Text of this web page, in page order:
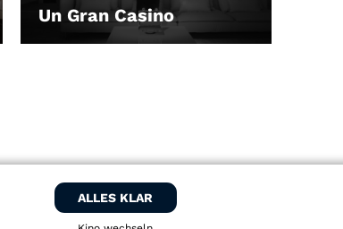
ALLES KLAR
Un Gran Casino
LEIHEN